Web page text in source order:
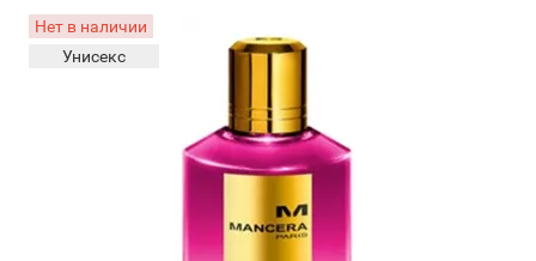
Нет в наличии
Унисекс